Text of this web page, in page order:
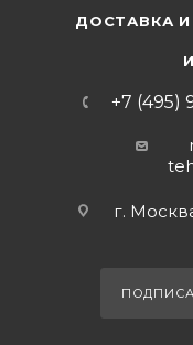
ДОСТАВКА
+7 (495)
г.